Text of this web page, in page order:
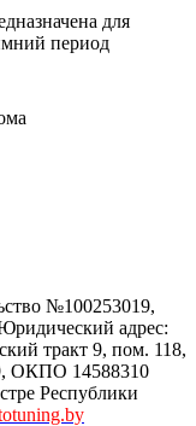
для
период
№100253019,
адрес:
тракт 9, пом. 118,
ОКПО 14588310
Республики